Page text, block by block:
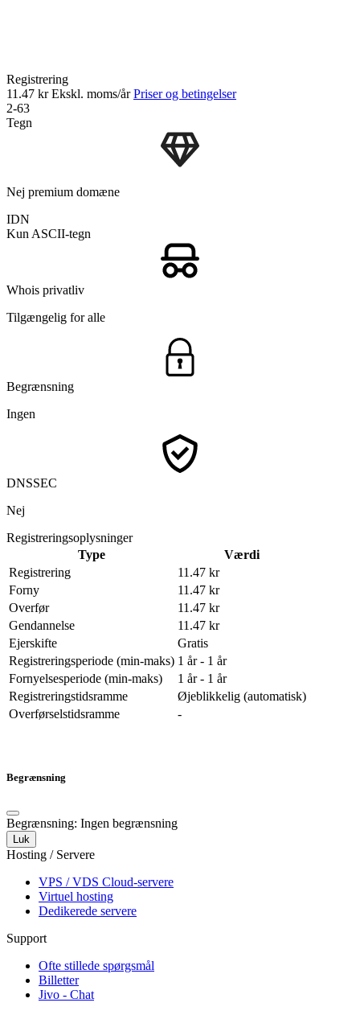
Registrering
11.47 krEkskl. moms/årPriser og betingelser
2-63
Tegn
Nej premium domæne
IDN
Kun ASCII-tegn
Whois privatliv
Tilgængelig for alle
Begrænsning
Ingen
DNSSEC
Nej
Registreringsoplysninger
Type
Værdi
Registrering
11.47 kr
Forny
11.47 kr
Overfør
11.47 kr
Gendannelse
11.47 kr
Ejerskifte
Gratis
Registreringsperiode (min-maks) 1 år - 1 år
Fornyelsesperiode (min-maks)
1 år - 1 år
Registreringstidsramme
Øjeblikkelig (automatisk)
Overførselstidsramme
-
Begrænsning
Begrænsning: Ingen begrænsning
Luk
Hosting / Servere
VPS / VDS Cloud-servere
Virtuel hosting
Dedikerede servere
Support
Ofte stillede spørgsmål
Billetter
Jivo - Chat